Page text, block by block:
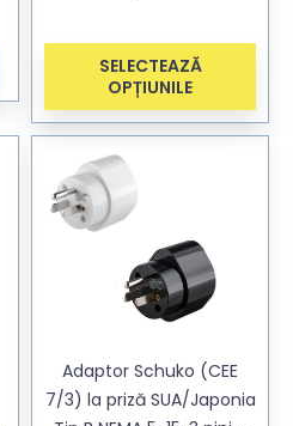
SELECTEAZĂ
OPȚIUNILE
Adaptor Schuko (CEE
7/3) la priză SUA/Japonia